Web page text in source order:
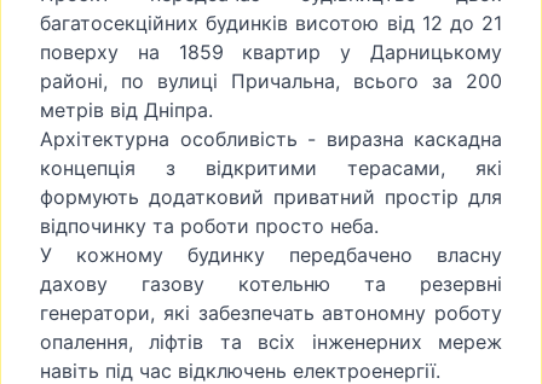
багатосекційних будинків висотою від 12 до 21
поверху на 1859 квартир у Дарницькому
районі, по вулиці Причальна, всього за 200
метрів від Дніпра.
Архітектурна особливість - виразна каскадна
концепція з відкритими терасами, які
формують додатковий приватний простір для
відпочинку та роботи просто неба.
У кожному будинку передбачено власну
дахову газову котельню та резервні
генератори, які забезпечать автономну роботу
опалення, ліфтів та всіх інженерних мереж
навіть під час відключень електроенергії.